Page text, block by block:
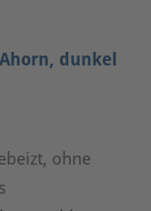
dunkel
ohne